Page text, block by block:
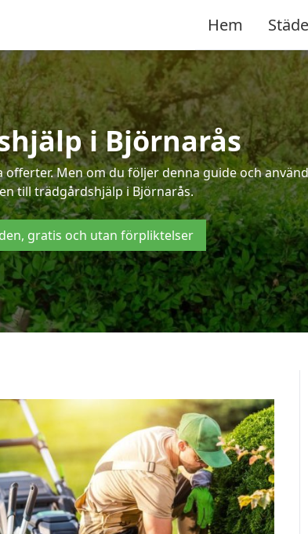
Hem
i Björnarås
Men om du följer denna guide och
till trädgårdshjälp i Björnarås.
gratis och utan förpliktelser